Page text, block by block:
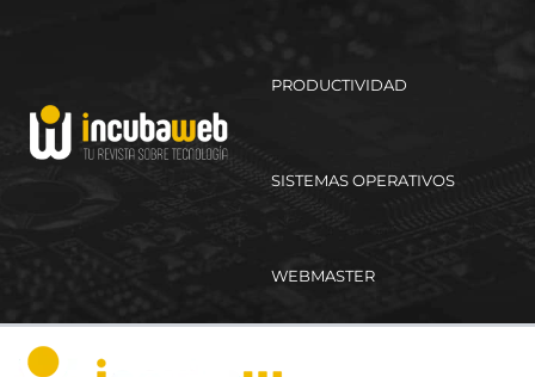
PRODUCTIVIDAD
SISTEMAS OPERATIVOS
WEBMASTER